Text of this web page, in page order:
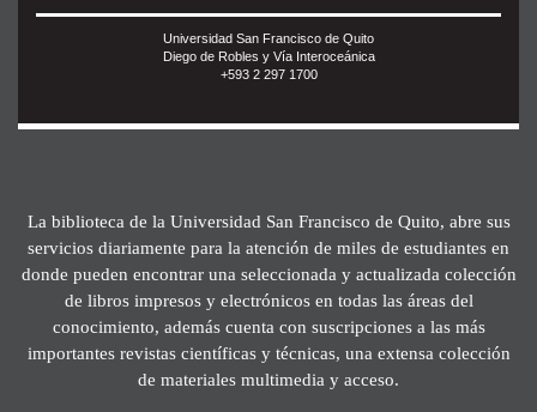
Universidad San Francisco de Quito
Diego de Robles y Vía Interoceánica
+593 2 297 1700
La biblioteca de la Universidad San Francisco de Quito, abre sus
servicios diariamente para la atención de miles de estudiantes en
donde pueden encontrar una seleccionada y actualizada colección
de libros impresos y electrónicos en todas las áreas del
conocimiento, además cuenta con suscripciones a las más
importantes revistas científicas y técnicas, una extensa colección
de materiales multimedia y acceso.